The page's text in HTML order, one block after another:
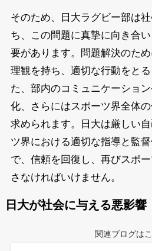
そのため、日大ラグビー部は
ち、この問題に真摯に向き合
要があります。問題解決のた
理観を持ち、適切な行動をと
た、部内のコミュニケーショ
化、さらにはスポーツ界全体
求められます。日大は厳しい
ツ界における適切な指導と監
で、信頼を回復し、再びスポ
さなければいけません。
日大が社会に与える悪影響
関連ブログは